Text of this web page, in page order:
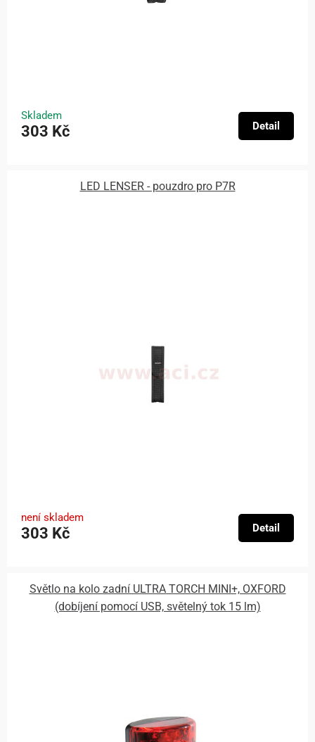
Skladem
303 Kč Detail
LED LENSER - pouzdro pro P7R
není skladem
303 Kč Detail
Světlo na kolo zadní ULTRA TORCH MINI+, OXFORD
(dobíjení pomocí USB, světelný tok 15 lm)